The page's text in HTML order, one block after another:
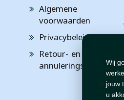
Wij
jouw
u
Algemene
voorwaarden
Privacybeleid
Retour- en
annuleringsbeleid